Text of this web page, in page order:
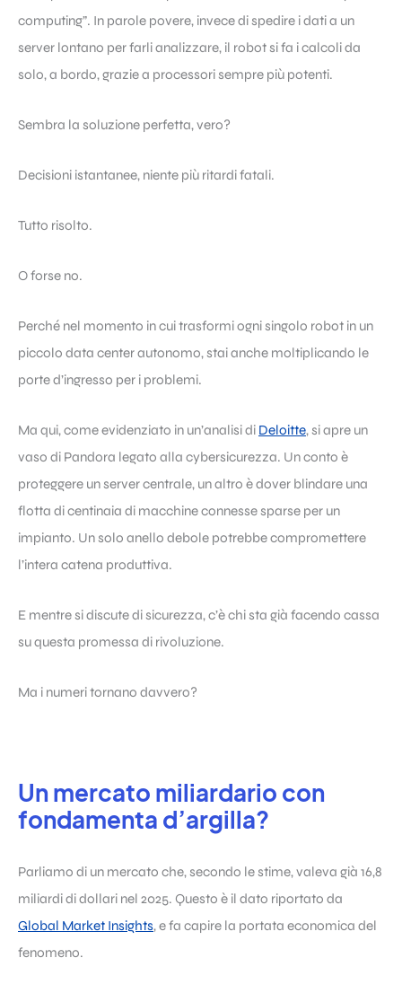
computing”. In parole povere, invece di spedire i dati a un
server lontano per farli analizzare, il robot si fa i calcoli da
solo, a bordo, grazie a processori sempre più potenti.
Sembra la soluzione perfetta, vero?
Decisioni istantanee, niente più ritardi fatali.
Tutto risolto.
O forse no.
Perché nel momento in cui trasformi ogni singolo robot in un
piccolo data center autonomo, stai anche moltiplicando le
porte d’ingresso per i problemi.
Ma qui, come evidenziato in un’analisi di Deloitte, si apre un
vaso di Pandora legato alla cybersicurezza. Un conto è
proteggere un server centrale, un altro è dover blindare una
flotta di centinaia di macchine connesse sparse per un
impianto. Un solo anello debole potrebbe compromettere
l’intera catena produttiva.
E mentre si discute di sicurezza, c’è chi sta già facendo cassa
su questa promessa di rivoluzione.
Ma i numeri tornano davvero?
Un mercato miliardario con
fondamenta d’argilla?
Parliamo di un mercato che, secondo le stime, valeva già 16,8
miliardi di dollari nel 2025. Questo è il dato riportato da
Global Market Insights, e fa capire la portata economica del
fenomeno.